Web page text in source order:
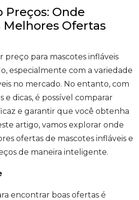
Preços: Onde
Melhores Ofertas
preço para mascotes infláveis
especialmente com a variedade
no mercado. No entanto, com
e dicas, é possível comparar
e garantir que você obtenha
artigo, vamos explorar onde
ofertas de mascotes infláveis e
de maneira inteligente.
encontrar boas ofertas é